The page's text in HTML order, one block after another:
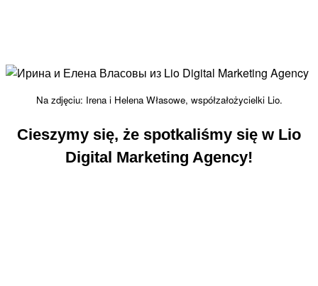
Na zdjęciu: Irena i Helena Własowe, współzałożycielki Lio.
Cieszymy się, że spotkaliśmy się w Lio
Digital Marketing Agency!